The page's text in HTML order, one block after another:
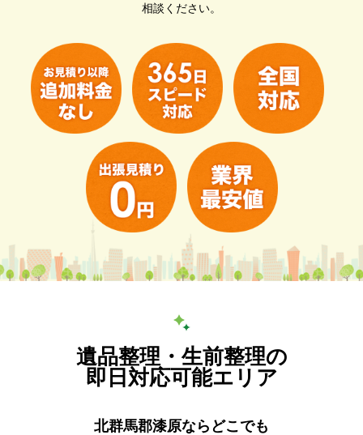
相談ください。
遺品整理・生前整理の
即日対応可能エリア
北群馬郡漆原ならどこでも